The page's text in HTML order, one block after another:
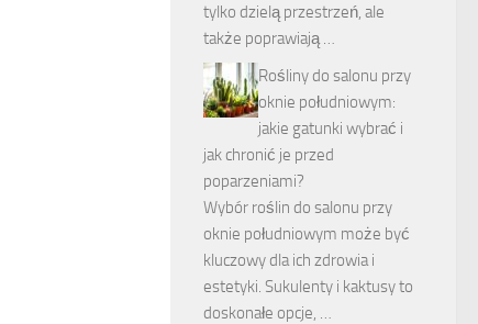
tylko dzielą przestrzeń, ale
także poprawiają …
Rośliny do salonu przy
oknie południowym:
jakie gatunki wybrać i
jak chronić je przed
poparzeniami?
Wybór roślin do salonu przy
oknie południowym może być
kluczowy dla ich zdrowia i
estetyki. Sukulenty i kaktusy to
doskonałe opcje, …